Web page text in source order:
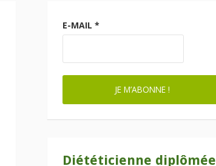
E-MAIL *
Diététicienne diplômée